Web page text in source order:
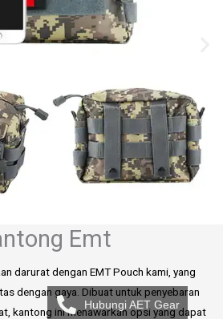
Emt
darurat dengan EMT Pouch kami, yang
dengan gaya. Dibuat untuk penyebaran
kantong ini menawarkan opsi yang dapat
Hubungi AET Gear